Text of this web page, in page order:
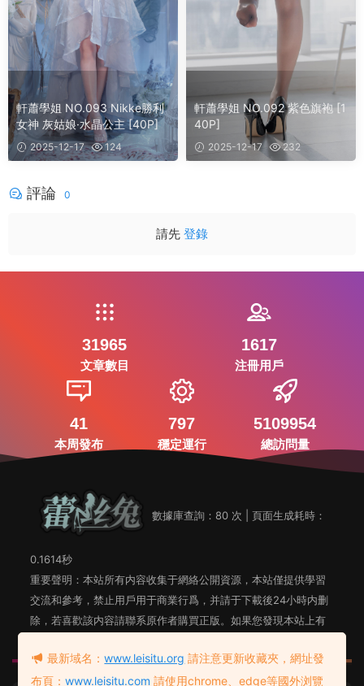
軒蕭學姐 NO.093 Nikke勝利
女神 灰姑娘·水晶公主 [40P]
2025-12-17 124
軒蕭學姐 NO.092 紫色旗袍 [1
40P]
2025-12-17 232
評論 0
請先 登錄
31965
文章數目
1617
注冊用戶
41
本周發布
797
穩定運行
5109954
總訪問量
數據庫查詢：80 次 | 頁面生成耗時：
0.1614秒
重要聲明：本站所有内容收集于網絡公開資源，本站僅提供學習
交流和參考，禁止用戶用于商業行爲，并請于下載後24小時内删
除，若喜歡該内容請聯系原作者購買正版。如果您發現本站上有
最新域名：www.leisitu.org 請注意更新收藏夾，網址發
布頁：www.leisitu.com 請使用chrome、edge等國外浏覽